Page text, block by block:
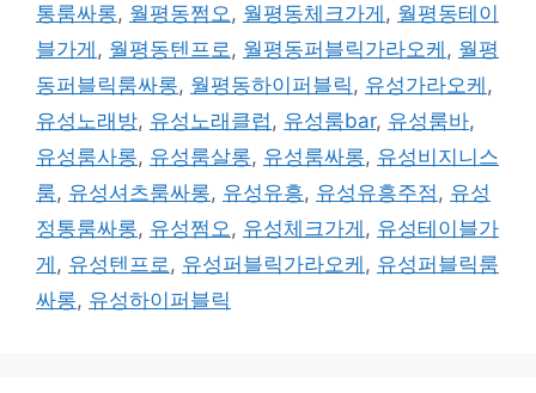
통룸싸롱, 월평동쩜오, 월평동체크가게 , 월평동테이
블가게 , 월평동텐프로, 월평동퍼블릭가라오케 , 월평
동퍼블릭룸싸롱, 월평동하이퍼블릭, 유성가라오케 ,
유성노래방, 유성노래클럽, 유성룸bar, 유성룸바,
유성룸사롱, 유성룸살롱, 유성룸싸롱, 유성비지니스
룸, 유성셔츠룸싸롱, 유성유흥, 유성유흥주점, 유성
정통룸싸롱, 유성쩜오, 유성체크가게 , 유성테이블가
게 , 유성텐프로, 유성퍼블릭가라오케 , 유성퍼블릭룸
싸롱, 유성하이퍼블릭